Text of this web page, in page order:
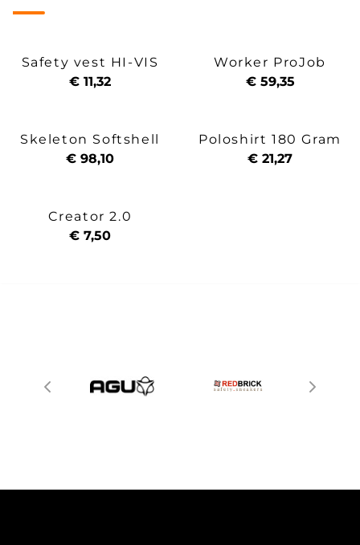
Safety vest HI-VIS
€ 11,32
Worker ProJob
€ 59,35
Skeleton Softshell
€ 98,10
Poloshirt 180 Gram
€ 21,27
Creator 2.0
€ 7,50